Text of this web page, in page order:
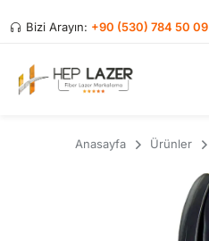
Bizi Arayın: +90 (530) 784 50 09
Anasayfa Ürünler